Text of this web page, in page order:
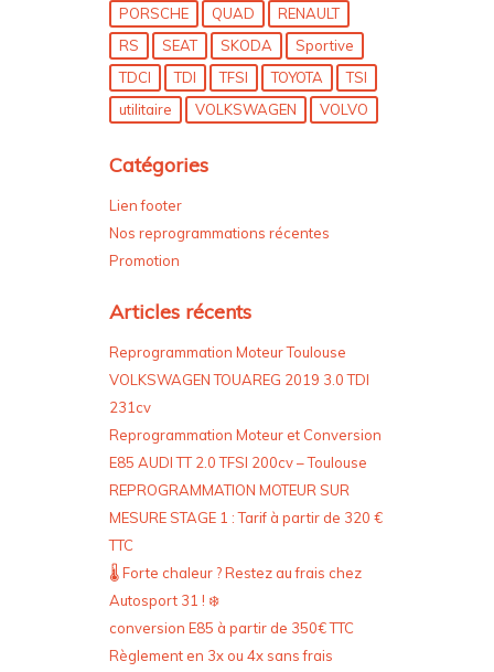
PORSCHE
QUAD
RENAULT
RS
SEAT SKODA
Sportive
TDCI
TDI TFSI TOYOTA
TSI
utilitaire
VOLKSWAGEN VOLVO
Catégories
Lien footer
Nos reprogrammations récentes
Promotion
Articles récents
Reprogrammation Moteur Toulouse
VOLKSWAGEN TOUAREG 2019 3.0 TDI
231cv
Reprogrammation Moteur et Conversion
E85 AUDI TT 2.0 TFSI 200cv – Toulouse
REPROGRAMMATION MOTEUR SUR
MESURE STAGE 1 : Tarif à partir de 320 €
TTC
🌡️ Forte chaleur ? Restez au frais chez
Autosport 31 ! ❄️
conversion E85 à partir de 350€ TTC
Règlement en 3x ou 4x sans frais